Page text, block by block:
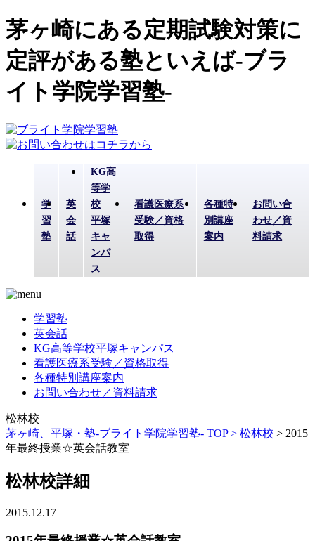
茅ヶ崎にある定期試験対策に
定評がある塾といえば-ブラ
イト学院学習塾-
学
習
塾
英
会
話
KG高
等学
校
平塚
キャ
ンパ
ス
看護医療系
受験／資格
取得
各種特
別講座
案内
お問い合
わせ／資
料請求
学習塾
英会話
KG高等学校平塚キャンパス
看護医療系受験／資格取得
各種特別講座案内
お問い合わせ／資料請求
松林校
茅ヶ崎、平塚・塾-ブライト学院学習塾- TOP > 松林校 > 2015
年最終授業☆英会話教室
松林校詳細
2015.12.17